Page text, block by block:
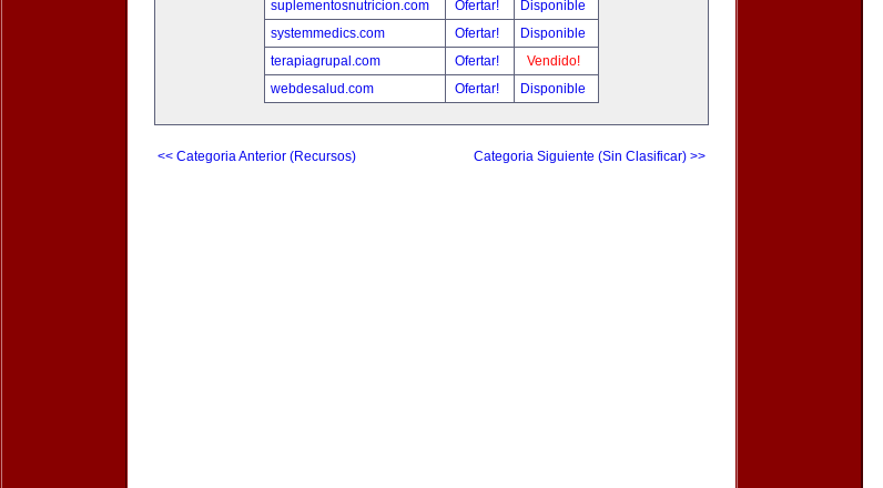
suplementosnutricion.com
Ofertar!
Disponible
systemmedics.com
Ofertar!
Disponible
terapiagrupal.com
Ofertar!
Vendido!
webdesalud.com
Ofertar! Disponible
<< Categoria Anterior (Recursos) Categoria Siguiente (Sin Clasificar) >>